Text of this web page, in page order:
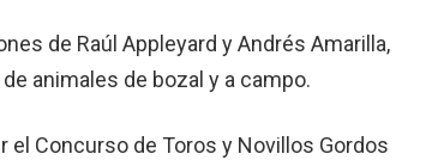
de Raúl Appleyard y Andrés Amarilla,
animales de bozal y a campo.
Concurso de Toros y Novillos Gordos